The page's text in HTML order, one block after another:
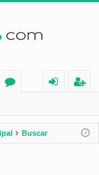
os
nt
ifi
ist
ra
Buscar